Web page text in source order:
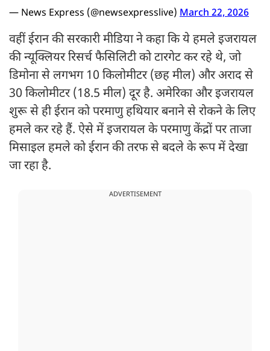
— News Express (@newsexpresslive) March 22, 2026
वहीं ईरान की सरकारी मीडिया ने कहा कि ये हमले इजरायल
की न्यूक्लियर रिसर्च फैसिलिटी को टारगेट कर रहे थे, जो
डिमोना से लगभग 10 किलोमीटर (छह मील) और अराद से
30 किलोमीटर (18.5 मील) दूर है. अमेरिका और इजरायल
शुरू से ही ईरान को परमाणु हथियार बनाने से रोकने के लिए
हमले कर रहे हैं. ऐसे में इजरायल के परमाणु केंद्रों पर ताजा
मिसाइल हमले को ईरान की तरफ से बदले के रूप में देखा
जा रहा है.
ADVERTISEMENT